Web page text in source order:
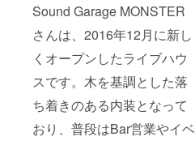
Sound Garage MONSTER
さんは、2016年12月に新し
くオープンしたライブハウ
スです。木を基調とした落
ち着きのある内装となって
おり、普段はBar営業やイベ